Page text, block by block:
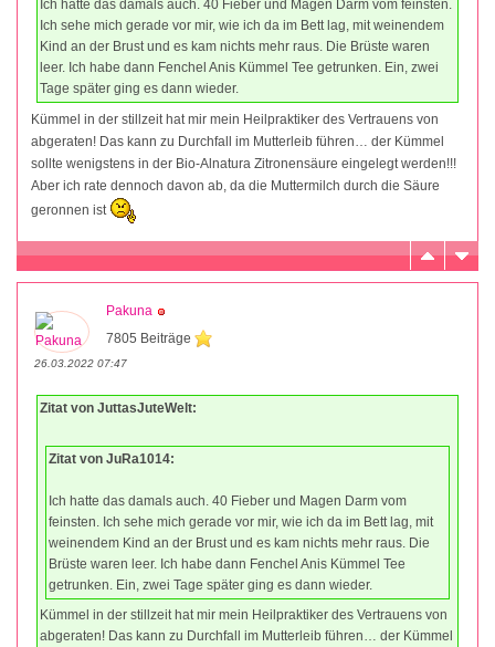
Ich hatte das damals auch. 40 Fieber und Magen Darm vom feinsten.
Ich sehe mich gerade vor mir, wie ich da im Bett lag, mit weinendem
Kind an der Brust und es kam nichts mehr raus. Die Brüste waren
leer. Ich habe dann Fenchel Anis Kümmel Tee getrunken. Ein, zwei
Tage später ging es dann wieder.
Kümmel in der stillzeit hat mir mein Heilpraktiker des Vertrauens von
abgeraten! Das kann zu Durchfall im Mutterleib führen… der Kümmel
sollte wenigstens in der Bio-Alnatura Zitronensäure eingelegt werden!!!
Aber ich rate dennoch davon ab, da die Muttermilch durch die Säure
geronnen ist
Pakuna
7805 Beiträge
26.03.2022 07:47
Zitat von JuttasJuteWelt:
Zitat von JuRa1014:
Ich hatte das damals auch. 40 Fieber und Magen Darm vom
feinsten. Ich sehe mich gerade vor mir, wie ich da im Bett lag, mit
weinendem Kind an der Brust und es kam nichts mehr raus. Die
Brüste waren leer. Ich habe dann Fenchel Anis Kümmel Tee
getrunken. Ein, zwei Tage später ging es dann wieder.
Kümmel in der stillzeit hat mir mein Heilpraktiker des Vertrauens von
abgeraten! Das kann zu Durchfall im Mutterleib führen… der Kümmel